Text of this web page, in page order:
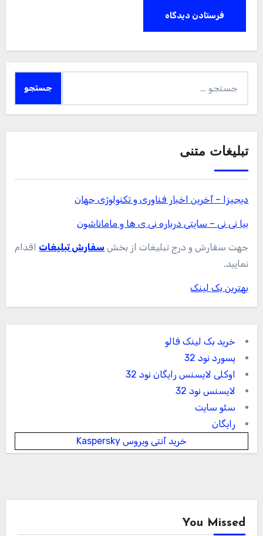
برای:
تبلیغات متنی
دیجیزا – آخرین اخبار فناوری و تکنولوژی جهان
بیا نی نی – سایتی درباره نی ی ها و ماماناشون
جهت سفارش و درج تبلیغات از بخش سفارش تبلیغات اقدام
نمایید.
بهترین بک لینک
خرید بک لینک فالو
پسورد نود 32
اوکلی لایسنس رایگان نود 32
لایسنس نود 32
سئو سایت
رایگان
خرید آنتی ویروس Kaspersky
You Missed